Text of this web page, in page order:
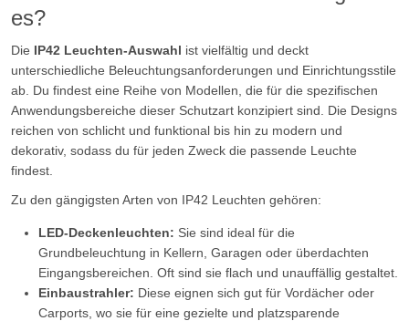
es?
Die IP42 Leuchten-Auswahl ist vielfältig und deckt
unterschiedliche Beleuchtungsanforderungen und Einrichtungsstile
ab. Du findest eine Reihe von Modellen, die für die spezifischen
Anwendungsbereiche dieser Schutzart konzipiert sind. Die Designs
reichen von schlicht und funktional bis hin zu modern und
dekorativ, sodass du für jeden Zweck die passende Leuchte
findest.
Zu den gängigsten Arten von IP42 Leuchten gehören:
LED-Deckenleuchten: Sie sind ideal für die
Grundbeleuchtung in Kellern, Garagen oder überdachten
Eingangsbereichen. Oft sind sie flach und unauffällig gestaltet.
Einbaustrahler: Diese eignen sich gut für Vordächer oder
Carports, wo sie für eine gezielte und platzsparende